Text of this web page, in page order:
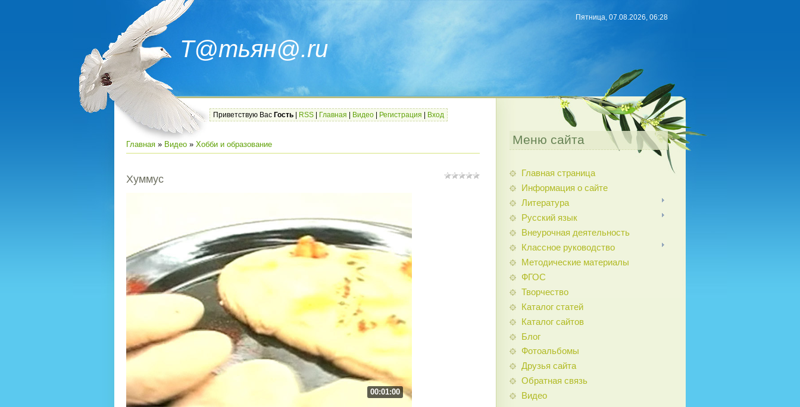
Т@тьян@.ru
Пятница, 07.08.2026, 06:28
Приветствую Вас Гость RSS Главная Видео Регистрация Вход
Главная » Видео » Хобби и образование
Хуммус
00:01:00
Меню сайта
Главная страница
Информация о сайте
Литература
Русский язык
Внеурочная деятельность
Классное руководство
Методические материалы
ФГОС
Творчество
Каталог статей
Каталог сайтов
Блог
Фотоальбомы
Друзья сайта
Обратная связь
Видео